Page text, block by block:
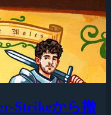
Strikeから撤